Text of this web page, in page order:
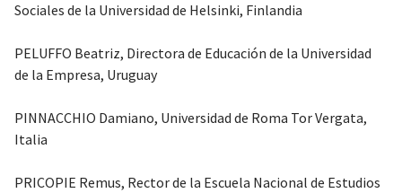
Sociales de la Universidad de Helsinki, Finlandia
PELUFFO Beatriz, Directora de Educación de la Universidad
de la Empresa, Uruguay
PINNACCHIO Damiano, Universidad de Roma Tor Vergata,
Italia
PRICOPIE Remus, Rector de la Escuela Nacional de Estudios